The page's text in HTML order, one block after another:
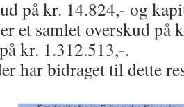
på kr. 14.824,- og
et samlet overskud på
kr. 1.312.513,-.
har bidraget til dette